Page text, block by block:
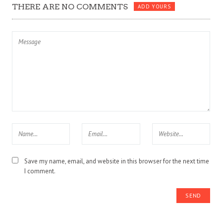
THERE ARE NO COMMENTS ADD YOURS
Save my name, email, and website in this browser for the next time
I comment.